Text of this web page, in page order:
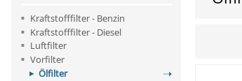
Kraftstofffilter - Benzin
Kraftstofffilter - Diesel
Luftfilter
Vorfilter
Ölfilter